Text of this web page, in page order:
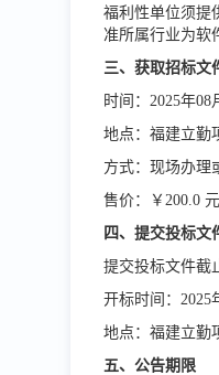
福利性单位须提
准所属行业为软
三、获取招标文
时间： 2025年
地点：福建立勤
方式：现场办理
售价：￥ 200.0
四、提交投标文
提交投标文件截
开标时间： 2025
地点：福建立勤
五、公告期限